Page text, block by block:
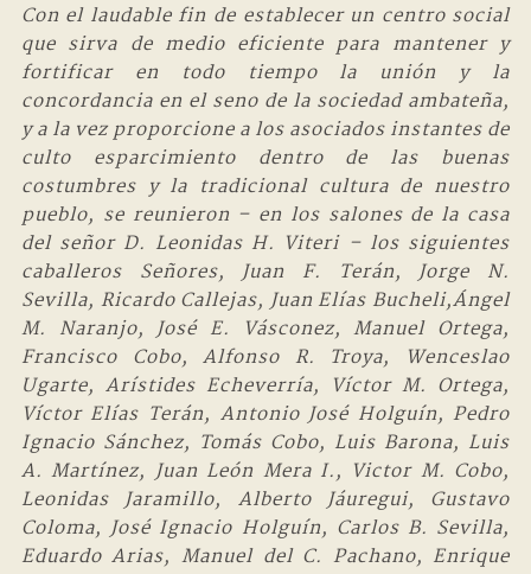
Con el laudable fin de establecer un centro social
que sirva de medio eficiente para mantener y
fortificar en todo tiempo la unión y la
concordancia en el seno de la sociedad ambateña,
y a la vez proporcione a los asociados instantes de
culto esparcimiento dentro de las buenas
costumbres y la tradicional cultura de nuestro
pueblo, se reunieron – en los salones de la casa
del señor D. Leonidas H. Viteri – los siguientes
caballeros Señores, Juan F. Terán, Jorge N.
Sevilla, Ricardo Callejas, Juan Elías Bucheli,Ángel
M. Naranjo, José E. Vásconez, Manuel Ortega,
Francisco Cobo, Alfonso R. Troya, Wenceslao
Ugarte, Arístides Echeverría, Víctor M. Ortega,
Víctor Elías Terán, Antonio José Holguín, Pedro
Ignacio Sánchez, Tomás Cobo, Luis Barona, Luis
A. Martínez, Juan León Mera I., Victor M. Cobo,
Leonidas Jaramillo, Alberto Jáuregui, Gustavo
Coloma, José Ignacio Holguín, Carlos B. Sevilla,
Eduardo Arias, Manuel del C. Pachano, Enrique